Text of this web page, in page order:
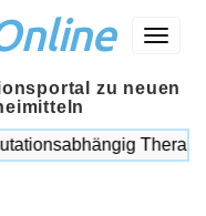
Menü
zu neuen
Therapie